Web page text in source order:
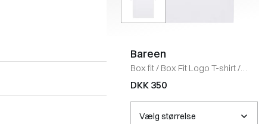
Bareen
Box fit/ Box Fit Logo T-shirt/
WHITE
DKK 350